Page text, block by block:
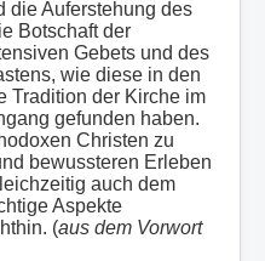
die Auferstehung des
Botschaft der
Gebets und des
wie diese in den
Tradition der Kirche im
gefunden haben.
Christen zu
bewussteren Erleben
auch dem
Aspekte
(aus dem Vorwort